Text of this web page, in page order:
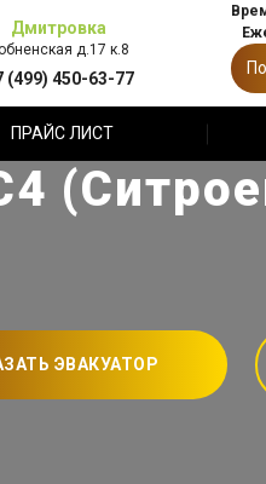
Дмитровка
д.17 к.8
(499) 450-63-77
ПРАЙС ЛИСТ
ЭВАКУАТОР